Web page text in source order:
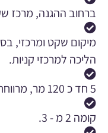
ברחוב ההגנה, מרכז
מיקום שקט ומרכזי,
הליכה למרכזי קניות.
5 חד כ 120 מר, מרווחת מאוד.
קומה 2 מ - 3.